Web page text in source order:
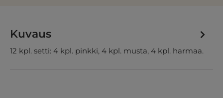
Kuvaus
12 kpl. setti: 4 kpl. pinkki, 4 kpl. musta, 4 kpl. harmaa.